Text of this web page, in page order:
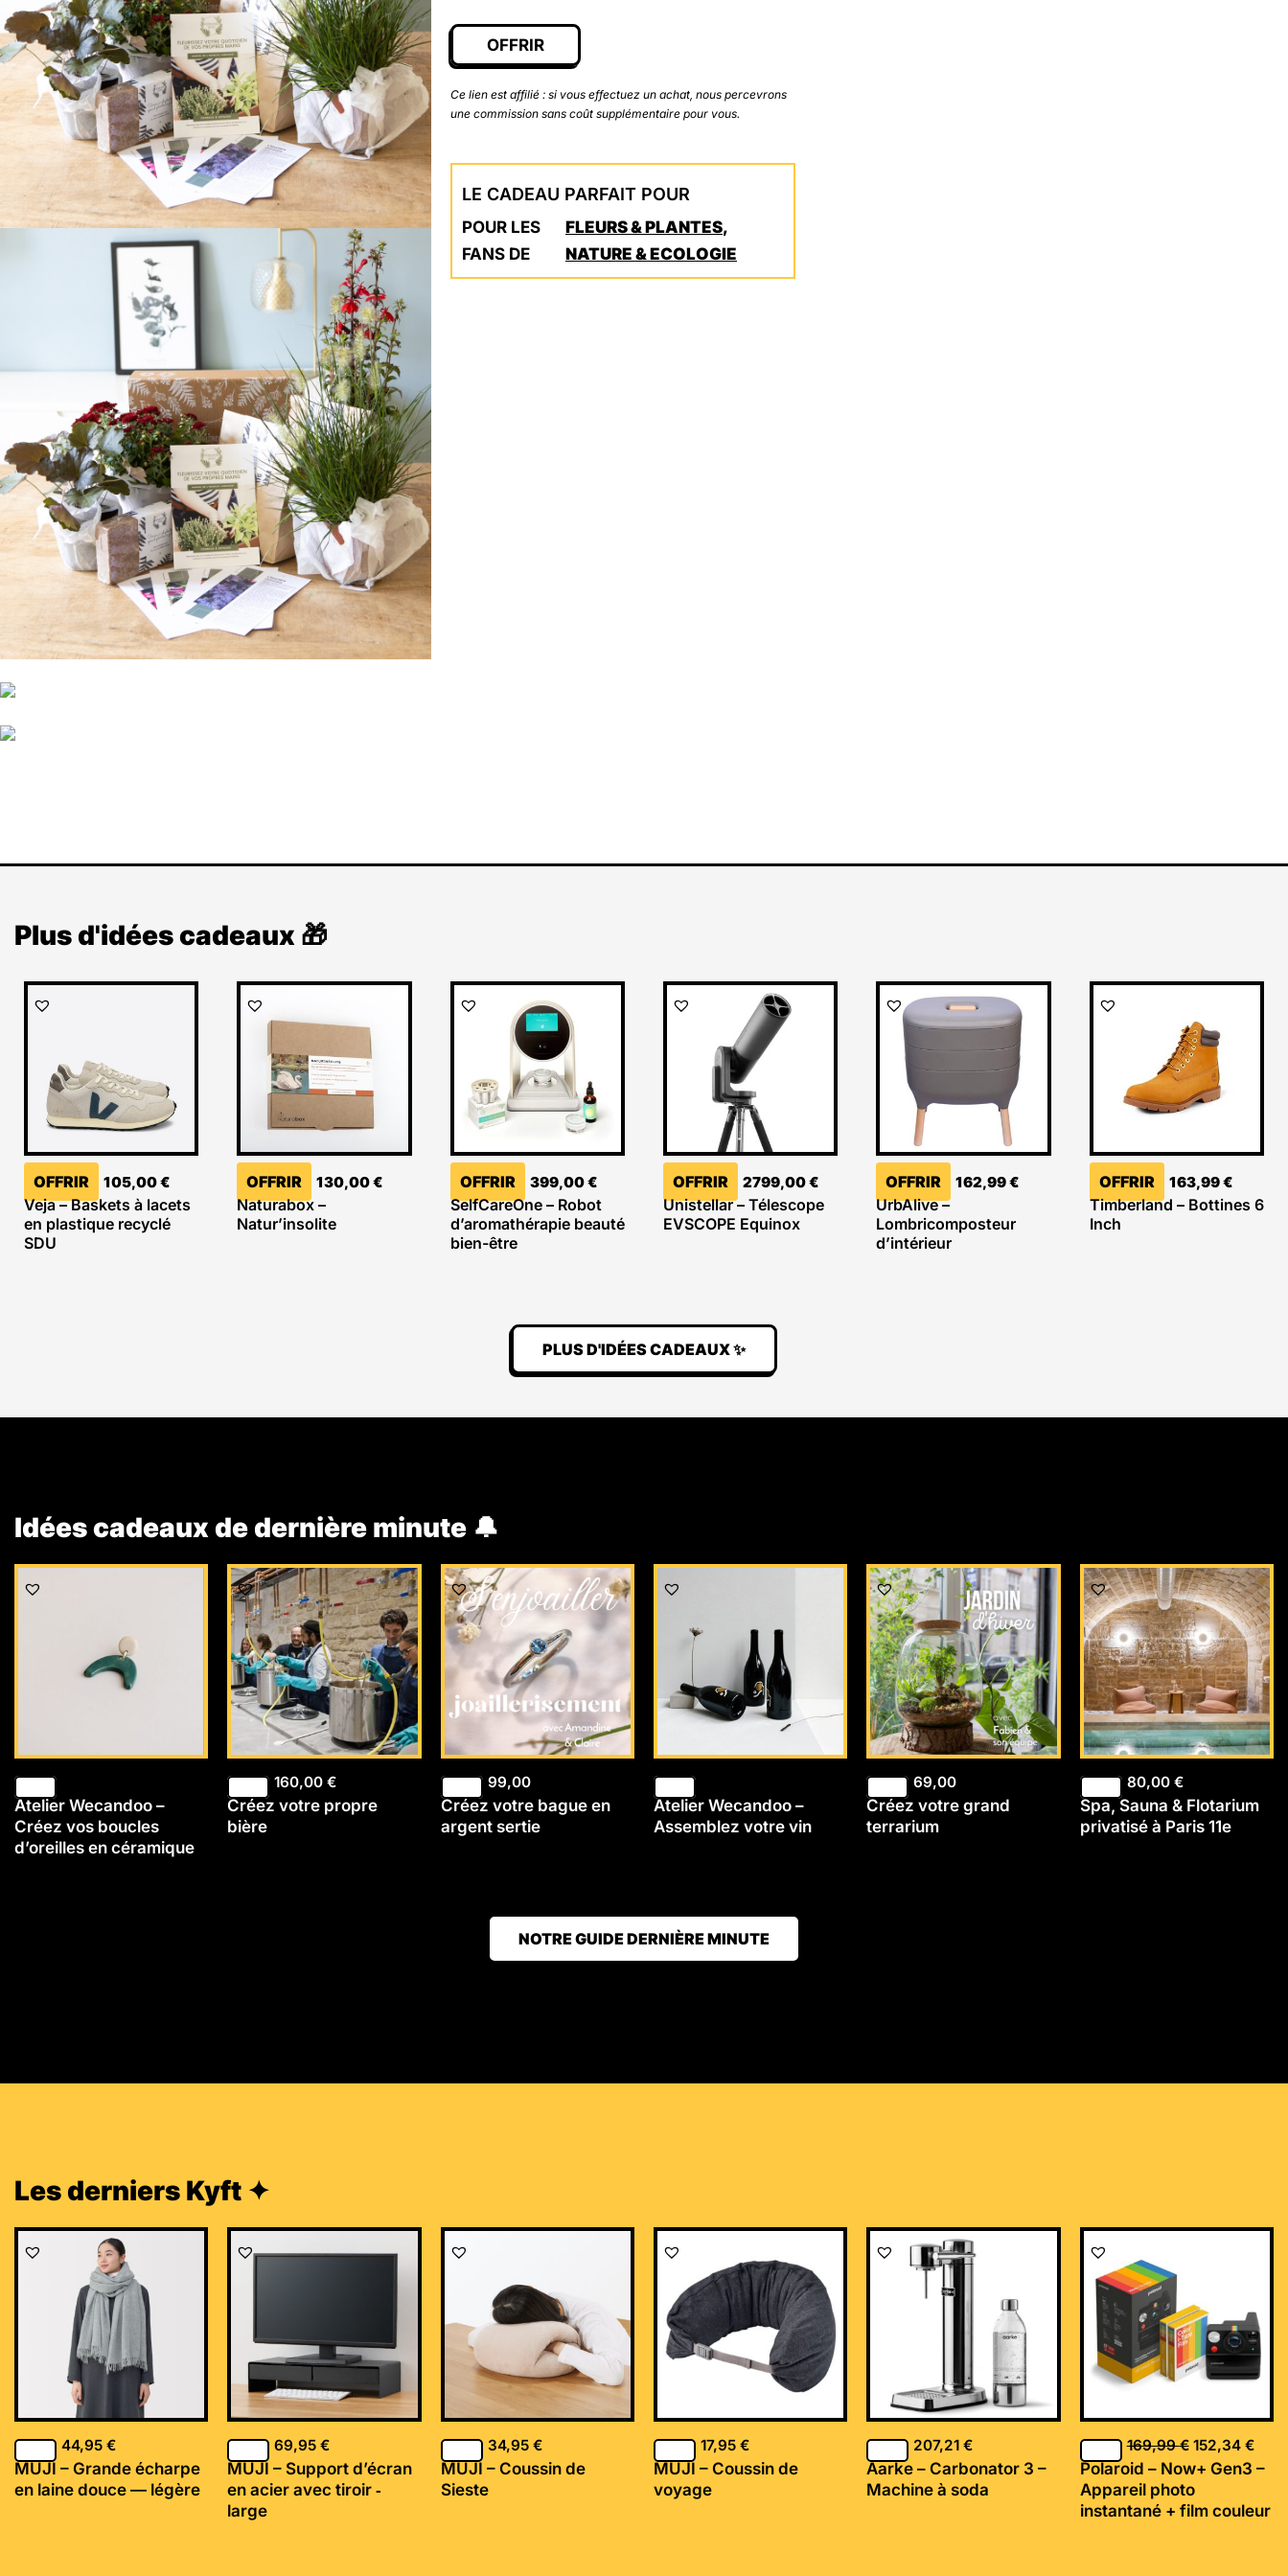
Ajouter à ma Kyft list
OFFRIR
Ce lien est affilié : si vous effectuez un achat, nous percevrons
une commission sans coût supplémentaire pour vous.
LE CADEAU PARFAIT POUR
POUR LES
FANS DE
FLEURS & PLANTES,
NATURE & ECOLOGIE
Plus d'idées cadeaux 🎁
OFFRIR 105,00€
Veja – Baskets à lacets
en plastique recyclé
SDU
OFFRIR 130,00€
Naturabox –
Natur’insolite
OFFRIR 399,00€
SelfCareOne – Robot
d’aromathérapie beauté
bien-être
OFFRIR 2799,00€
Unistellar – Télescope
EVSCOPE Equinox
OFFRIR 162,99€
UrbAlive –
Lombricomposteur
d’intérieur
OFFRIR 163,99€
Timberland – Bottines 6
Inch
PLUS D'IDÉES CADEAUX ✨
Idées cadeaux de dernière minute 🔔
Atelier Wecandoo –
Créez vos boucles
d’oreilles en céramique
160,00€
Créez votre propre
bière
99,00
Créez votre bague en
argent sertie
Atelier Wecandoo –
Assemblez votre vin
69,00
Créez votre grand
terrarium
80,00 €
Spa, Sauna & Flotarium
privatisé à Paris 11e
NOTRE GUIDE DERNIÈRE MINUTE
Les derniers Kyft ✦
44,95 €
MUJI – Grande écharpe
en laine douce — légère
69,95€
MUJI – Support d’écran
en acier avec tiroir ‐
large
34,95 €
MUJI – Coussin de
Sieste
17,95 €
MUJI – Coussin de
voyage
207,21€
Aarke – Carbonator 3 –
Machine à soda
169,99€
Le
169,99 €.
152,34 €
Le
Polaroid – Now+ Gen3 –
Appareil photo
instantané + film couleur